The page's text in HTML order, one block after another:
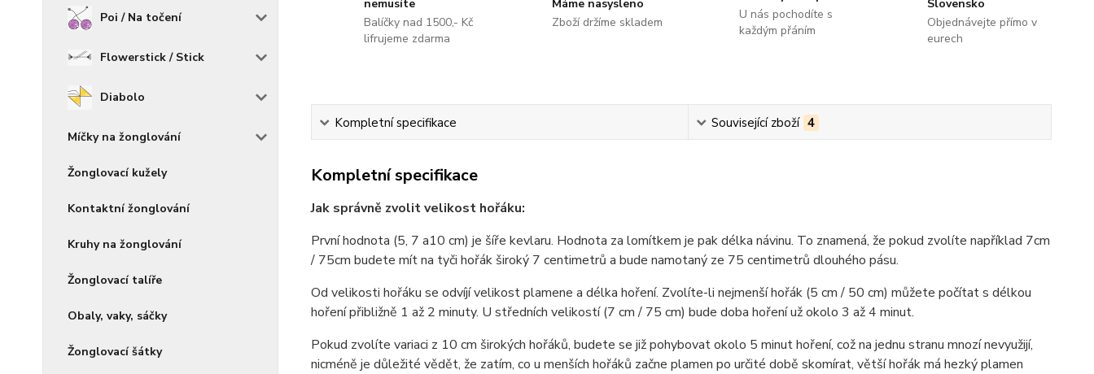
Poi / Na točení
Flowerstick / Stick
Diabolo
Míčky na žonglování
Žonglovací kužely
Kontaktní žonglování
Kruhy na žonglování
Žonglovací talíře
Obaly, vaky, sáčky
Žonglovací šátky
nemusíte
Balíčky nad 1500,- Kč
lifrujeme zdarma
Máme nasysleno
Zboží držíme skladem
U nás pochodíte s
každým přáním
Slovensko
Objednávejte přímo v
eurech
Kompletní specifikace Související zboží 4
Kompletní specifikace
Jak správně zvolit velikost hořáku:
První hodnota (5, 7 a10 cm) je šíře kevlaru. Hodnota za lomítkem je pak délka návinu. To znamená, že pokud zvolíte například 7cm
/ 75cm budete mít na tyči hořák široký 7 centimetrů a bude namotaný ze 75 centimetrů dlouhého pásu.
Od velikosti hořáku se odvíjí velikost plamene a délka hoření. Zvolíte-li nejmenší hořák (5 cm / 50 cm) můžete počítat s délkou
hoření přibližně 1 až 2 minuty. U středních velikostí (7 cm / 75 cm) bude doba hoření už okolo 3 až 4 minut.
Pokud zvolíte variaci z 10 cm širokých hořáků, budete se již pohybovat okolo 5 minut hoření, což na jednu stranu mnozí nevyužijí,
nicméně je důležité vědět, že zatím, co u menších hořáků začne plamen po určité době skomírat, větší hořák má hezký plamen